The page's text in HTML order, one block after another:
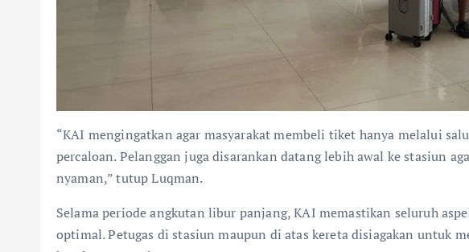
“KAI mengingatkan agar masyarakat membeli tiket hanya melalui
percaloan. Pelanggan juga disarankan datang lebih awal ke stasiun
nyaman,” tutup Luqman.
Selama periode angkutan libur panjang, KAI memastikan seluruh
optimal. Petugas di stasiun maupun di atas kereta disiagakan untuk